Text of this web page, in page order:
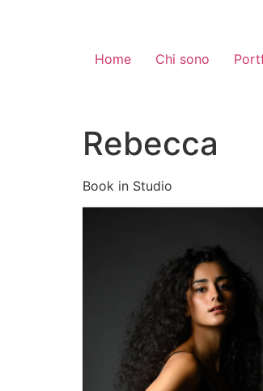
Home Chi sono
Rebecca
Book in Studio